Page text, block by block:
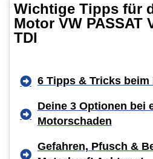
Wichtige Tipps für
Motor VW PASSAT
TDI
6 Tipps & Tricks
Deine 3 Optionen bei
Motorschaden
Gefahren, Pfusch &